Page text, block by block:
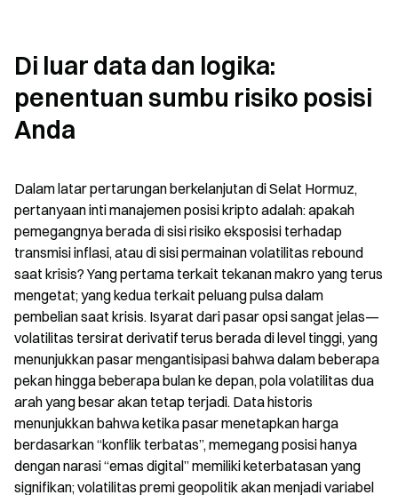
Di luar data dan logika:
penentuan sumbu risiko posisi
Anda
Dalam latar pertarungan berkelanjutan di Selat Hormuz,
pertanyaan inti manajemen posisi kripto adalah: apakah
pemegangnya berada di sisi risiko eksposisi terhadap
transmisi inflasi, atau di sisi permainan volatilitas rebound
saat krisis? Yang pertama terkait tekanan makro yang terus
mengetat; yang kedua terkait peluang pulsa dalam
pembelian saat krisis. Isyarat dari pasar opsi sangat jelas—
volatilitas tersirat derivatif terus berada di level tinggi, yang
menunjukkan pasar mengantisipasi bahwa dalam beberapa
pekan hingga beberapa bulan ke depan, pola volatilitas dua
arah yang besar akan tetap terjadi. Data historis
menunjukkan bahwa ketika pasar menetapkan harga
berdasarkan “konflik terbatas”, memegang posisi hanya
dengan narasi “emas digital” memiliki keterbatasan yang
signifikan; volatilitas premi geopolitik akan menjadi variabel